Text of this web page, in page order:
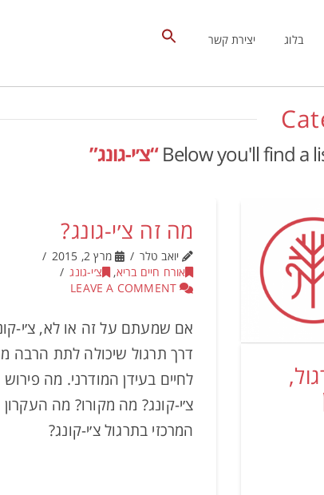
בלוג יצירת קשר
Search
for:
Search Button
Below you'll find a “צ׳י-גונג”
מה זה צ׳י-גונג?
יואב טלר
מרץ 2, 2015
אורח חיים בריא, צ׳י-גונג
LEAVE A COMMENT
אם שמעתם על זה או לא, צ׳י-
דרך תרגול שיכולה לתת הרבה
לחיים בעידן המודרני. מה
צ׳י-קונג? מה מקורו? מה העקרון
המרכזי בתרגול צ׳י-קונג?